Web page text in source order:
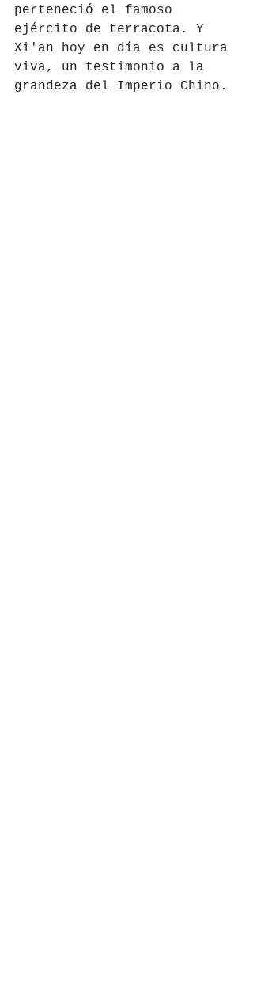
perteneció el famoso
ejército de terracota. Y
Xi'an hoy en día es cultura
viva, un testimonio a la
grandeza del Imperio Chino.